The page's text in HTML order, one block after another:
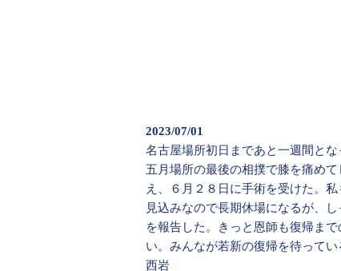
2023/07/01
名古屋場所初日まであと一週間と
五月場所の最後の相撲で膝を痛め
え、６月２８日に手術を受けた。
見込みなので長期休場になるが、
を報告した。きっと恩師も復帰ま
い。みんなが若新の復帰を待って
西岩